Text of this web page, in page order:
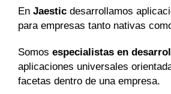
En Jaestic desarrollamos
para empresas tanto nativas
Somos especialistas en
aplicaciones universales
facetas dentro de una empresa.